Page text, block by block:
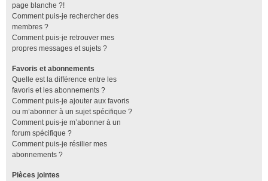
page blanche ?!
Comment puis-je rechercher des
membres ?
Comment puis-je retrouver mes
propres messages et sujets ?
Favoris et abonnements
Quelle est la différence entre les
favoris et les abonnements ?
Comment puis-je ajouter aux favoris
ou m’abonner à un sujet spécifique ?
Comment puis-je m’abonner à un
forum spécifique ?
Comment puis-je résilier mes
abonnements ?
Pièces jointes